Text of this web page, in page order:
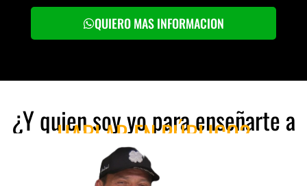
QUIERO MAS INFORMACION
¿Y quien soy yo para enseñarte a
HABLAR EN PÚBLICO?